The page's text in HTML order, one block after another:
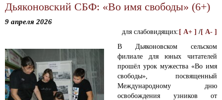
Дьяконовский СБФ: «Во имя свободы» (6+)
9 апреля 2026
для слабовидящих: [ A+ ] /[ A- ]
В Дьяконовском сельском
филиале для юных читателей
прошёл урок мужества «Во имя
свободы», посвященный
Международному дню
освобождения узников от